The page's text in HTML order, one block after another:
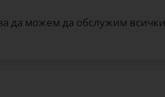
да можем да обслужим всички